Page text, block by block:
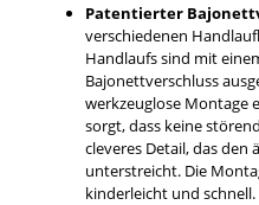
Patentierter
verschiedenen
Handlaufs sind mit
Bajonettverschluss
werkzeuglose Montage
sorgt, dass keine
cleveres Detail, das den
unterstreicht. Die
kinderleicht und schnell.